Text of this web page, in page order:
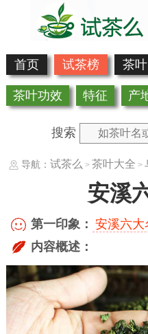
首页 试茶榜 茶
茶叶功效 特征 产
搜索
导航： 试茶么 > 茶叶大全 >
安溪
第一印象： 安溪六大
内容概述：